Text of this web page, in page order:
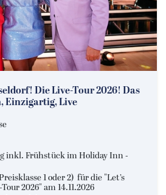
Die Live-Tour 2026! Das
Einzigartig, Live
inkl. Frühstück im Holiday Inn -
1 oder 2) für die "Let’s
2026" am 14.11.2026